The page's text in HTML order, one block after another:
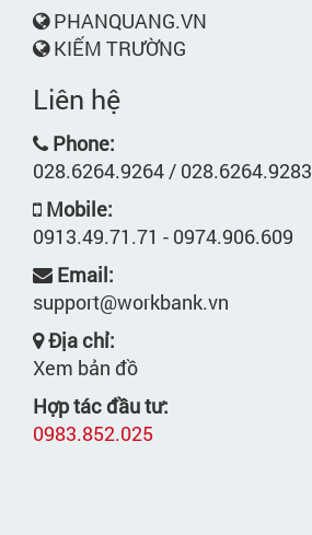
PHANQUANG.VN
KIẾM TRƯỜNG
Liên hệ
Phone:
028.6264.9264 / 028.6264.9283
Mobile:
0913.49.71.71 - 0974.906.609
Email:
support@workbank.vn
Địa chỉ:
Xem bản đồ
Hợp tác đầu tư:
0983.852.025